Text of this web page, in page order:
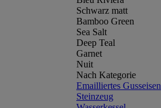
Schwarz matt
Bamboo Green
Sea Salt
Deep Teal
Garnet
Nuit
Nach Kategorie
Emailliertes Gusseisen
Steinzeug